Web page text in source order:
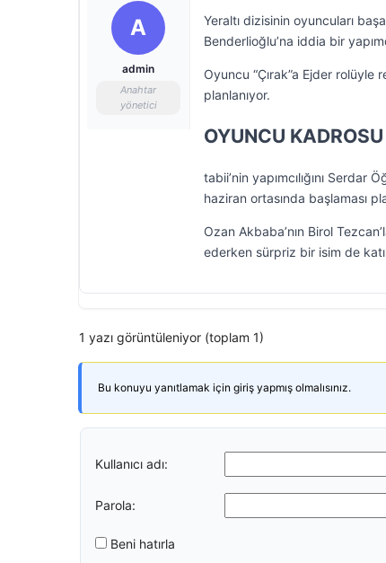
A
admin
Anahtar
yönetici
Yeraltı dizisinin oyuncuları
Benderlioğlu’na iddia bir
Oyuncu “Çırak”a Ejder
planlanıyor.
OYUNCU
tabii’nin yapımcılığını Serdar
haziran ortasında başlaması
Ozan Akbaba’nın Birol
ederken sürpriz bir isim de
1 yazı görüntüleniyor (toplam 1)
Bu konuyu yanıtlamak için giriş yapmış olmalısınız.
Kullanıcı adı:
Parola:
Beni hatırla